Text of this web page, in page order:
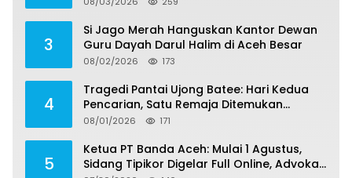
3
Si Jago Merah Hanguskan Kantor Dewan
Guru Dayah Darul Halim di Aceh Besar
08/02/2026 173
4
Tragedi Pantai Ujong Batee: Hari Kedua
Pencarian, Satu Remaja Ditemukan
Meninggal, Tiga Korban Masih Dicari
08/01/2026 171
5
Ketua PT Banda Aceh: Mulai 1 Agustus,
Sidang Tipikor Digelar Full Online, Advokat